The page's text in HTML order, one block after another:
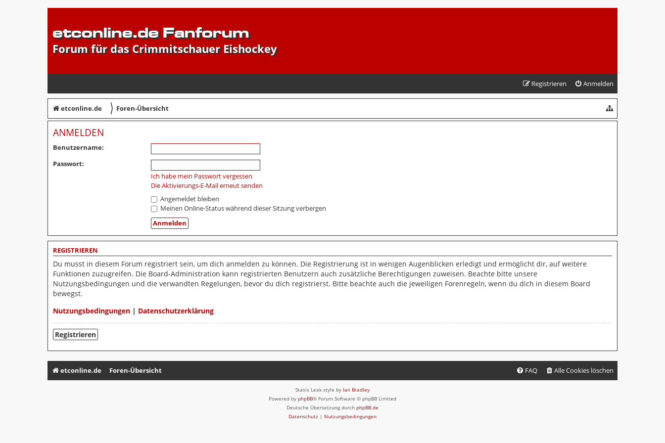
etconline.de Fanforum
Forum für das Crimmitschauer Eishockey
Anmelden
Registrieren
etconline.de 〉 Foren-Übersicht
ANMELDEN
Benutzername:
Passwort:
Ich habe mein Passwort vergessen
Die Aktivierungs-E-Mail erneut senden
Angemeldet bleiben
Meinen Online-Status während dieser Sitzung verbergen
REGISTRIEREN
Du musst in diesem Forum registriert sein, um dich anmelden zu können. Die Registrierung ist in wenigen Augenblicken erledigt und ermöglicht dir, auf weitere
Funktionen zuzugreifen. Die Board-Administration kann registrierten Benutzern auch zusätzliche Berechtigungen zuweisen. Beachte bitte unsere
Nutzungsbedingungen und die verwandten Regelungen, bevor du dich registrierst. Bitte beachte auch die jeweiligen Forenregeln, wenn du dich in diesem Board
bewegst.
Nutzungsbedingungen | Datenschutzerklärung
Registrieren
etconline.de Foren-Übersicht Alle Cookies löschen
FAQ
Stasis Leak style by Ian Bradley
Powered by phpBB® Forum Software © phpBB Limited
Deutsche Übersetzung durch phpBB.de
Datenschutz | Nutzungsbedingungen